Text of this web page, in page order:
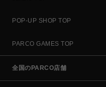
POP-UP SHOP TOP
PARCO GAMES TOP
全国のPARCO店舗